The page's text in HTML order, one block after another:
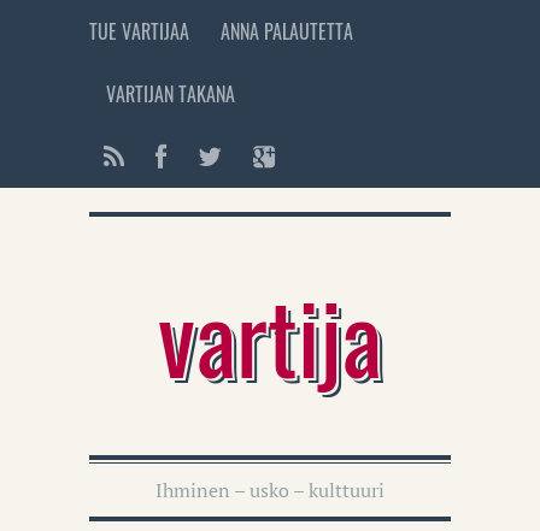
TUE VARTIJAA ANNA PALAUTETTA
VARTIJAN TAKANA
vartija
Ihminen – usko – kulttuuri